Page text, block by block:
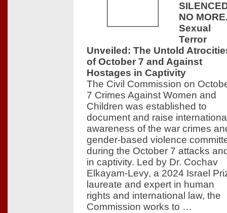
NO
Sexual
Terror
Unveiled: The Untold
of October 7 and Against
Hostages in Captivity
The Civil Commission on
7 Crimes Against Women and
Children was established to
document and raise
awareness of the war crimes
gender-based violence
during the October 7 attacks
in captivity. Led by Dr. Cochav
Elkayam-Levy, a 2024 Israel
laureate and expert in human
rights and international law, the
Commission works to …